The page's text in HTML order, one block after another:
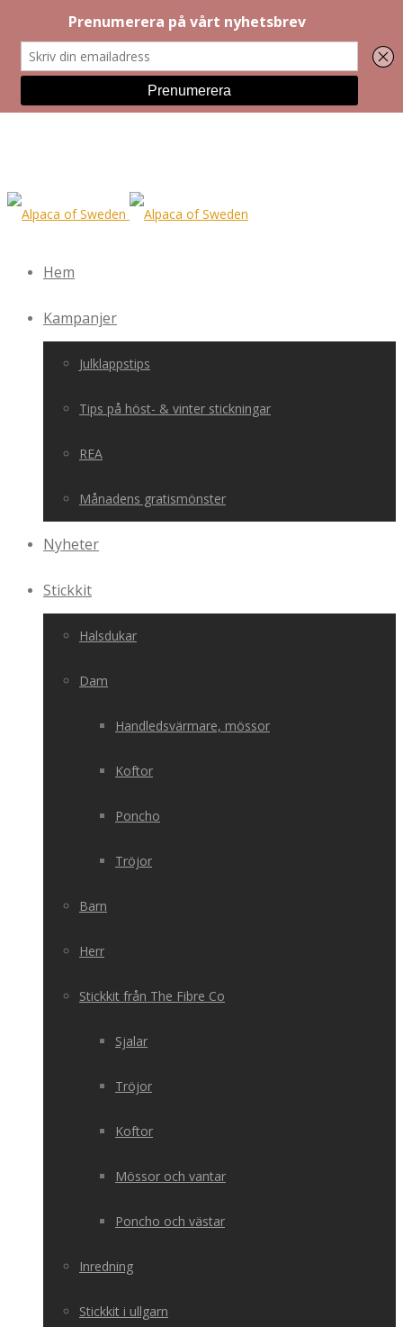
Hem
Kampanjer
Julklappstips
Tips på höst- & vinter stickningar
REA
Månadens gratismönster
Nyheter
Stickkit
Halsdukar
Dam
Handledsvärmare, mössor
Koftor
Poncho
Tröjor
Barn
Herr
Stickkit från The Fibre Co
Sjalar
Tröjor
Koftor
Mössor och vantar
Poncho och västar
Inredning
Stickkit i ullgarn